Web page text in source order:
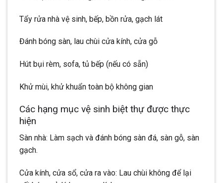
Tẩy rửa nhà vệ sinh, bếp, bồn rửa, gạch lát
Đánh bóng sàn, lau chùi cửa kính, cửa gỗ
Hút bụi rèm, sofa, tủ bếp (nếu có sẵn)
Khử mùi, khử khuẩn toàn bộ không gian
Các hạng mục vệ sinh biệt thự được thực
hiện
Sàn nhà: Làm sạch và đánh bóng sàn đá, sàn gỗ, sàn
gạch.
Cửa kính, cửa sổ, cửa ra vào: Lau chùi không để lại